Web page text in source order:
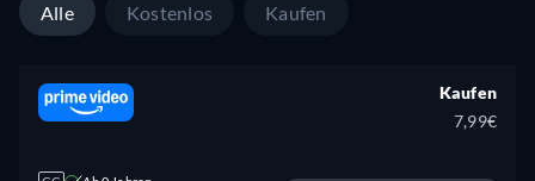
Alle Kostenlos Kaufen
Kaufen
7,99€